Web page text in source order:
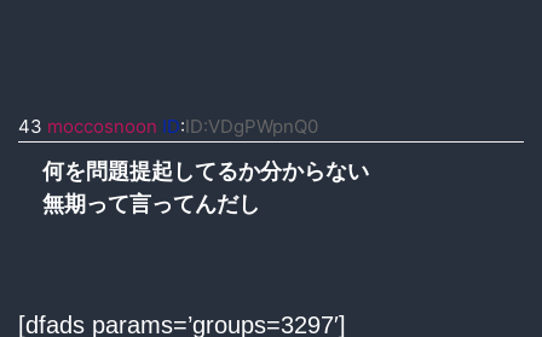
43 moccosnoon ID:ID:VDgPWpnQ0
何を問題提起してるか分からない
無期って言ってんだし
[dfads params=’groups=3297′]